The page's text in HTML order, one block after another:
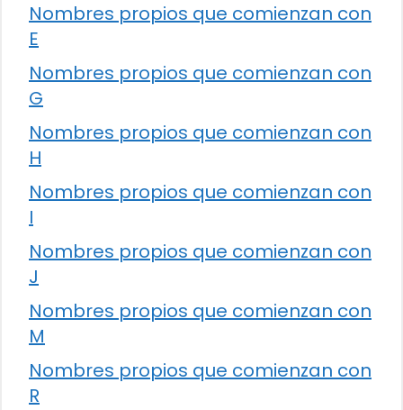
Nombres propios que comienzan con
E
Nombres propios que comienzan con
G
Nombres propios que comienzan con
H
Nombres propios que comienzan con
I
Nombres propios que comienzan con
J
Nombres propios que comienzan con
M
Nombres propios que comienzan con
R